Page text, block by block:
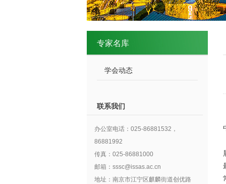
专家名库
学会动态
联系我们
办公室电话：025-86881532，
86881992
传真：025-86881000
邮箱：sssc@issas.ac.cn
地址：南京市江宁区麒麟街道创优路